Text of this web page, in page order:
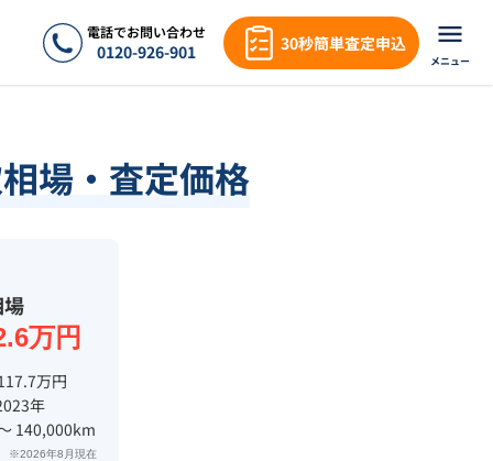
電話でお問い合わせ
0120-926-901 30秒簡単査定申込
メニュー
場・査定価格
万円
万円
年
140,000km
※2026年8月現在